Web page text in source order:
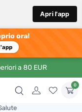
Apri l'app
ora!
a 80 EUR
0